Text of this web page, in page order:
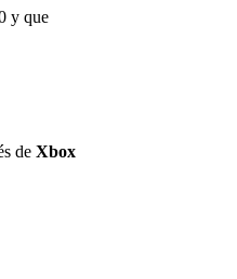
y que
de Xbox